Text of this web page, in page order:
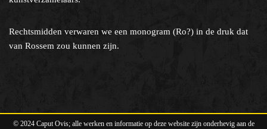
Rechtsmidden verwaren we een monogram (Ro?) in de druk dat
van Rossem zou kunnen zijn.
© 2024 Caput Ovis; alle werken en informatie op deze website zijn onderhevig aan de